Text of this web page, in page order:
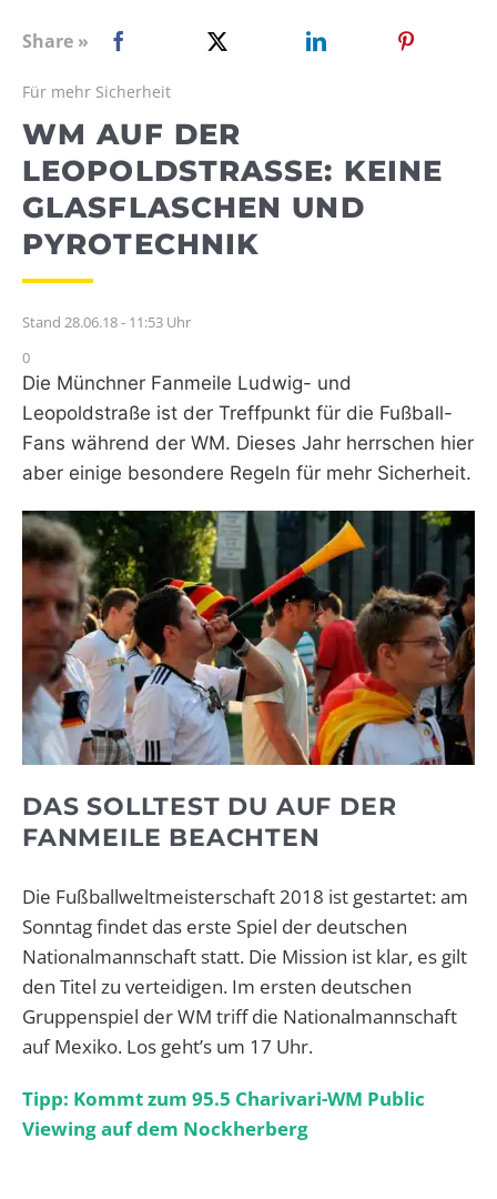
WEBRADIO
Share »
Für mehr Sicherheit
WM AUF DER
LEOPOLDSTRASSE: KEINE G
LASFLASCHEN UND P
YROTECHNIK
Stand 28.06.18 - 11:53 Uhr
0
Die Münchner Fanmeile Ludwig- und
Leopoldstraße ist der Treffpunkt für die Fußball-
Fans während der WM. Dieses Jahr herrschen hier
aber einige besondere Regeln für mehr Sicherheit.
DAS SOLLTEST DU AUF DER
FANMEILE BEACHTEN
Die Fußballweltmeisterschaft 2018 ist gestartet: am
Sonntag findet das erste Spiel der deutschen
Nationalmannschaft statt. Die Mission ist klar, es gilt
den Titel zu verteidigen. Im ersten deutschen
Gruppenspiel der WM triff die Nationalmannschaft
auf Mexiko. Los geht’s um 17 Uhr.
Tipp: Kommt zum 95.5 Charivari-WM Public
Viewing auf dem Nockherberg